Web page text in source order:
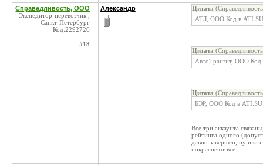
Справедливость, ООО
Экспедитор-перевозчик ,
Санкт-Петербург
Код:2292726
#18
Александр Цитата
АТЛ, ООО Код в
Цитата
АвтоТранзит, ООО Код
Цитата
БЭР, ООО Код в
Все три аккаунта
рейтинга одного
давно завершен, ну или
покраснеют все.